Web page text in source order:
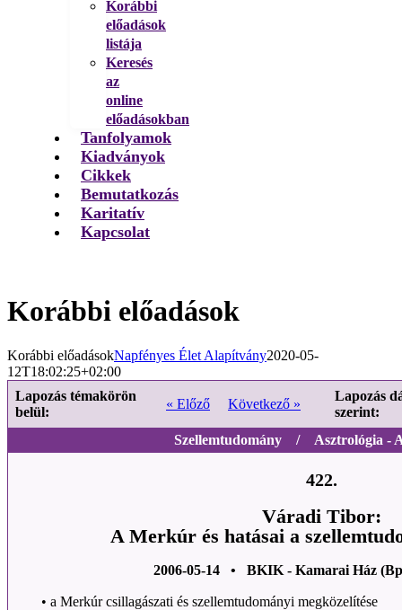
Korábbi
előadások
listája
Keresés
az
online
előadásokban
Tanfolyamok
Kiadványok
Cikkek
Bemutatkozás
Karitatív
Kapcsolat
Korábbi előadások
Korábbi előadásokNapfényes Élet Alapítvány2020-05-
12T18:02:25+02:00
Lapozás témakörön
belül:
« Előző Következő »
Lapozás
szerint:
Szellemtudomány / Asztrológia -
422.
Váradi Tibor:
A Merkúr és hatásai a
2006-05-14 • BKIK - Kamarai Ház
• a Merkúr csillagászati és szellemtudományi megközelítése